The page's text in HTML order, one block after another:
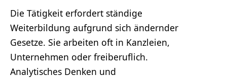
Die Tätigkeit erfordert ständige
Weiterbildung aufgrund sich ändernder
Gesetze. Sie arbeiten oft in Kanzleien,
Unternehmen oder freiberuflich.
Analytisches Denken und